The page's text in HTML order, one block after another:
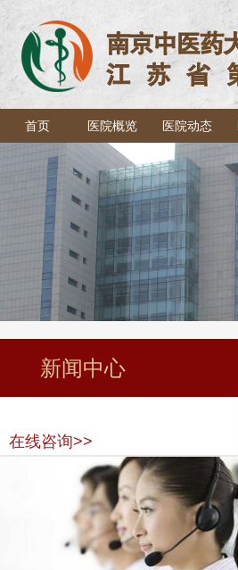
首页 医院概览 医院动态
新闻中心
在线咨询>>